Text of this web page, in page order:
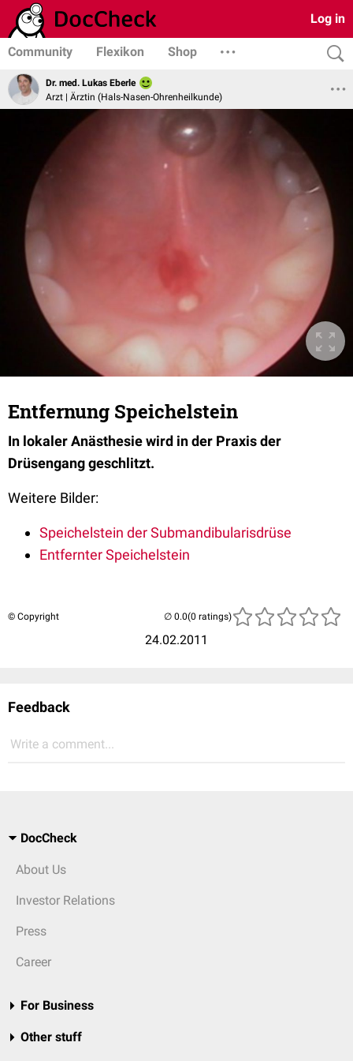
Log in
Community Flexikon Shop
Dr. med. Lukas Eberle
Arzt | Ärztin (Hals-Nasen-Ohrenheilkunde)
Entfernung Speichelstein
In lokaler Anästhesie wird in der Praxis der
Drüsengang geschlitzt.
Weitere Bilder:
Speichelstein der Submandibularisdrüse
Entfernter Speichelstein
© Copyright
24.02.2011
(0 ratings)
Feedback
Write a comment...
DocCheck
About Us
Investor Relations
Press
Career
For Business
Other stuff